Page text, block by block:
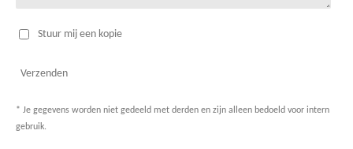
Stuur mij een kopie
Verzenden
* Je gegevens worden niet gedeeld met derden en zijn alleen bedoeld voor intern
gebruik.